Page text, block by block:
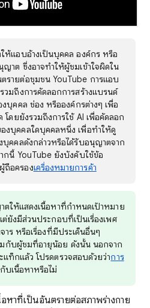
ห้แอบอ้างเป็นบุคคล องค์กร หรือ
ญาต ซึ่งอาจทำให้ผู้ชมเข้าใจผิดใน
ายต่อชุมชน YouTube การแอบ
วมถึงการคัดลอกการสร้างแบรนด์
บุคคล ช่อง หรือองค์กรต่างๆ เพื่อ
โดยยังรวมถึงการใช้ AI เพื่อคัดลอก
งบุคคลใดบุคคลหนึ่ง เพื่อทำให้ดู
บุคคลดังกล่าวหรือได้รับอนุญาตจาก
กนี้ YouTube ยังบังคับใช้ข้อ
ถือครองเครื่องหมายการค้า
ตให้แสดงเนื้อหาที่กำหนดเป้าหมาย
ยังมีส่วนประกอบที่เป็นเรื่องเพศ
าร หรือเรื่องที่มีประเด็นอื่นๆ
กับผู้ชมที่อายุน้อย ดังนั้น นอกจาก
ท็กแล้ว โปรดตรวจสอบด้วยว่าการ
บเนื้อหาหรือไม่
าที่เป็นอันตรายต่อสภาพร่างกาย